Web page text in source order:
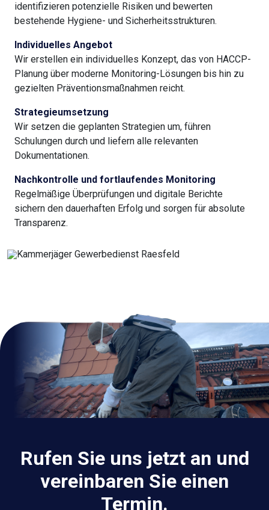
identifizieren potenzielle Risiken und bewerten
bestehende Hygiene- und Sicherheitsstrukturen.
Individuelles Angebot
Wir erstellen ein individuelles Konzept, das von HACCP-
Planung über moderne Monitoring-Lösungen bis hin zu
gezielten Präventionsmaßnahmen reicht.
Strategieumsetzung
Wir setzen die geplanten Strategien um, führen
Schulungen durch und liefern alle relevanten
Dokumentationen.
Nachkontrolle und fortlaufendes Monitoring
Regelmäßige Überprüfungen und digitale Berichte
sichern den dauerhaften Erfolg und sorgen für absolute
Transparenz.
Rufen Sie uns jetzt an und
vereinbaren Sie einen
Termin.